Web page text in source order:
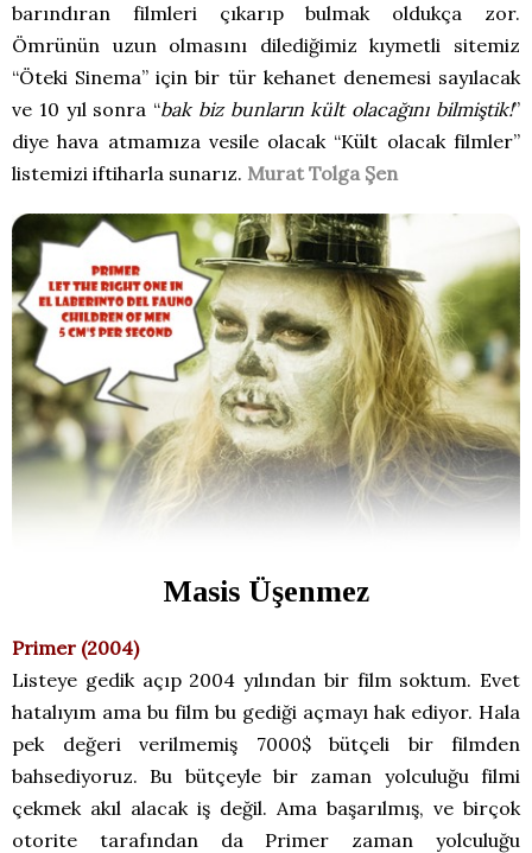
barındıran filmleri çıkarıp bulmak oldukça zor.
Ömrünün uzun olmasını dilediğimiz kıymetli sitemiz
“Öteki Sinema” için bir tür kehanet denemesi sayılacak
ve 10 yıl sonra “bak biz bunların kült olacağını bilmiştik!”
diye hava atmamıza vesile olacak “Kült olacak filmler”
listemizi iftiharla sunarız. Murat Tolga Şen
Masis Üşenmez
Primer (2004)
Listeye gedik açıp 2004 yılından bir film soktum. Evet
hatalıyım ama bu film bu gediği açmayı hak ediyor. Hala
pek değeri verilmemiş 7000$ bütçeli bir filmden
bahsediyoruz. Bu bütçeyle bir zaman yolculuğu filmi
çekmek akıl alacak iş değil. Ama başarılmış, ve birçok
otorite tarafından da Primer zaman yolculuğu